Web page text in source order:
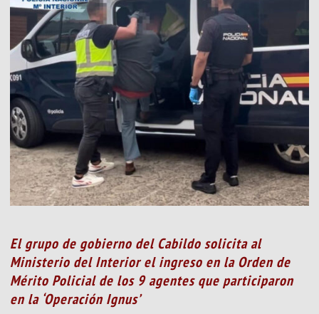
El grupo de gobierno del Cabildo solicita al
Ministerio del Interior el ingreso en la Orden de
Mérito Policial de los 9 agentes que participaron
en la ‘Operación Ignus’